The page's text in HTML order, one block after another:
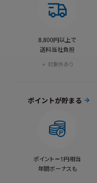
8,800円以上で
送料当社負担
対象外あり
ポイントが貯まる
ポイント＝1円相当
年間ボーナスも